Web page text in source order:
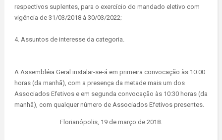
respectivos suplentes, para o exercício do mandado eletivo com
vigência de 31/03/2018 à 30/03/2022;
Assuntos de interesse da categoria.
A Assembléia Geral instalar-se-á em primeira convocação às 10:00
horas (da manhã), com a presença da metade mais um dos
Associados Efetivos e em segunda convocação às 10:30 horas (da
manhã), com qualquer número de Associados Efetivos presentes.
Florianópolis, 19 de março de 2018.